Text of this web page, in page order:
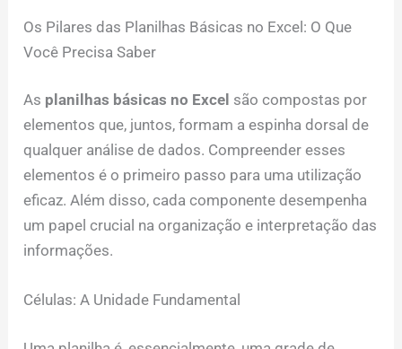
Os Pilares das Planilhas Básicas no Excel: O Que
Você Precisa Saber
As planilhas básicas no Excel são compostas por
elementos que, juntos, formam a espinha dorsal de
qualquer análise de dados. Compreender esses
elementos é o primeiro passo para uma utilização
eficaz. Além disso, cada componente desempenha
um papel crucial na organização e interpretação das
informações.
Células: A Unidade Fundamental